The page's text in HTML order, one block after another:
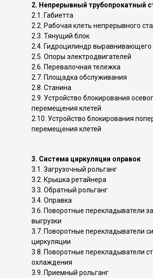
2. Непрерывный трубопрокатный
2.1. Габиетта
2.2. Рабочая клеть непрерывного
2.3. Тянущий блок
2.4. Гидроцилиндр выравнивающего
2.5. Опоры электродвигателей
2.6. Перевалочная тележка
2.7. Площадка обслуживания
2.8. Станина
2.9. Устройство блокирования
перемещения клетей
2.10. Устройство блокирования
перемещения клетей
3. Система циркуляции оправок
3.1. Загрузочный рольганг
3.2. Крышка ретайнера
3.3. Обратный рольганг
3.4. Оправка
3.6. Поворотные перекладыватели
выгрузки
3.7. Поворотные перекладыватели
циркуляции
3.8. Поворотные перекладыватели
охлаждения
3.9. Приемный рольганг